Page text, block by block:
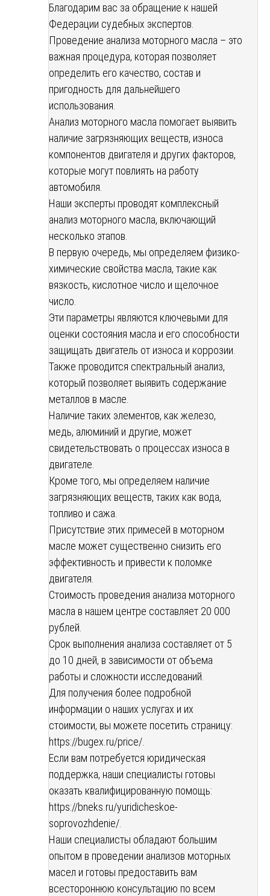
Благодарим вас за обращение к нашей
Федерации судебных экспертов.
Проведение анализа моторного масла – это
важная процедура, которая позволяет
определить его качество, состав и
пригодность для дальнейшего
использования.
Анализ моторного масла помогает выявить
наличие загрязняющих веществ, износа
компонентов двигателя и других факторов,
которые могут повлиять на работу
автомобиля.
Наши эксперты проводят комплексный
анализ моторного масла, включающий
несколько этапов.
В первую очередь, мы определяем физико-
химические свойства масла, такие как
вязкость, кислотное число и щелочное
число.
Эти параметры являются ключевыми для
оценки состояния масла и его способности
защищать двигатель от износа и коррозии.
Также проводится спектральный анализ,
который позволяет выявить содержание
металлов в масле.
Наличие таких элементов, как железо,
медь, алюминий и другие, может
свидетельствовать о процессах износа в
двигателе.
Кроме того, мы определяем наличие
загрязняющих веществ, таких как вода,
топливо и сажа.
Присутствие этих примесей в моторном
масле может существенно снизить его
эффективность и привести к поломке
двигателя.
Стоимость проведения анализа моторного
масла в нашем центре составляет 20 000
рублей.
Срок выполнения анализа составляет от 5
до 10 дней, в зависимости от объема
работы и сложности исследований.
Для получения более подробной
информации о наших услугах и их
стоимости, вы можете посетить страницу:
https://bugex.ru/price/
Если вам потребуется юридическая
поддержка, наши специалисты готовы
оказать квалифицированную помощь:
https://bneks.ru/yuridicheskoe-
soprovozhdenie/
Наши специалисты обладают большим
опытом в проведении анализов моторных
масел и готовы предоставить вам
всестороннюю консультацию по всем